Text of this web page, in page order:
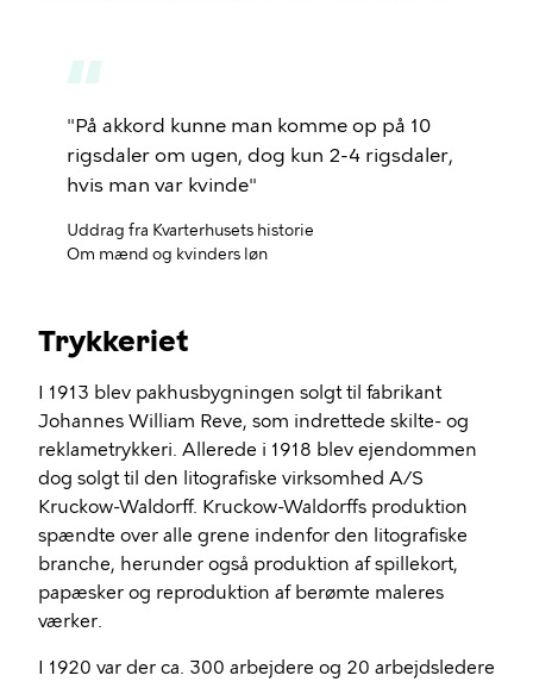
"På akkord kunne man komme op på 10
rigsdaler om ugen, dog kun 2-4 rigsdaler,
hvis man var kvinde"
Uddrag fra Kvarterhusets historie
Om mænd og kvinders løn
Trykkeriet
I 1913 blev pakhusbygningen solgt til fabrikant
Johannes William Reve, som indrettede skilte- og
reklametrykkeri. Allerede i 1918 blev ejendommen
dog solgt til den litografiske virksomhed A/S
Kruckow-Waldorff. Kruckow-Waldorffs produktion
spændte over alle grene indenfor den litografiske
branche, herunder også produktion af spillekort,
papæsker og reproduktion af berømte maleres
værker.
I 1920 var der ca. 300 arbejdere og 20 arbejdsledere